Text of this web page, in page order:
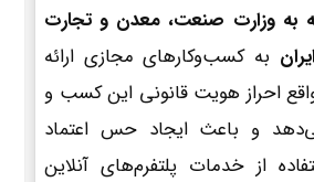
به وزارت صنعت، معدن و تجارت
به کسب‌وکارهای مجازی ارائه
احراز هویت قانونی این کسب و
و باعث ایجاد حس اعتماد
از خدمات پلتفرم‌های آنلاین